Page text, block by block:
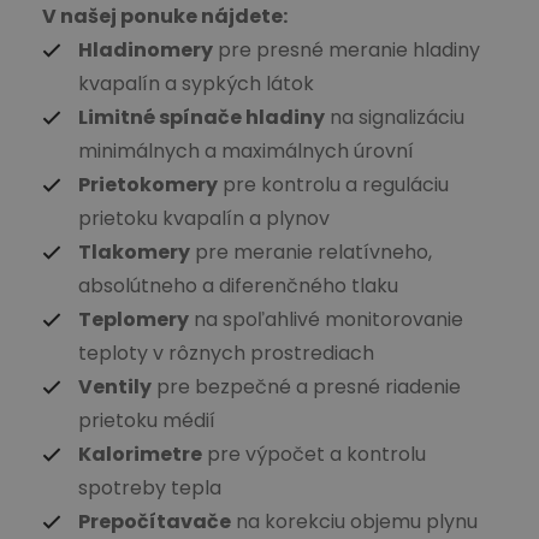
V našej ponuke nájdete:
Hladinomery pre presné meranie hladiny
kvapalín a sypkých látok
Limitné spínače hladiny na signalizáciu
minimálnych a maximálnych úrovní
Prietokomery pre kontrolu a reguláciu
prietoku kvapalín a plynov
Tlakomery pre meranie relatívneho,
absolútneho a diferenčného tlaku
Teplomery na spoľahlivé monitorovanie
teploty v rôznych prostrediach
Ventily pre bezpečné a presné riadenie
prietoku médií
Kalorimetre pre výpočet a kontrolu
spotreby tepla
Prepočítavače na korekciu objemu plynu